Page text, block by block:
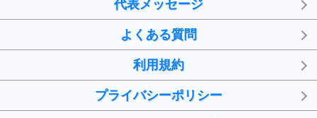
代表メッセージ
よくある質問
利用規約
プライバシーポリシー